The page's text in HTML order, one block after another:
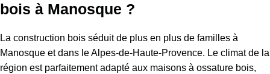
bois à Manosque ?
La construction bois séduit de plus en plus de familles à
Manosque et dans le Alpes-de-Haute-Provence. Le climat de la
région est parfaitement adapté aux maisons à ossature bois,